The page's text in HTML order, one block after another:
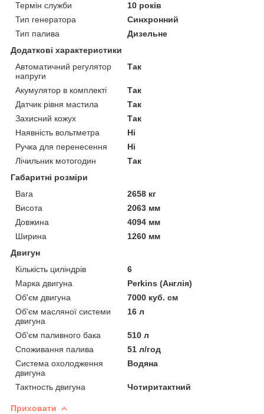
Термін служби
10 років
Тип генератора
Синхронний
Тип палива
Дизельне
Додаткові характеристики
Автоматичний регулятор
напруги
Так
Акумулятор в комплекті
Так
Датчик рівня мастила
Так
Захисний кожух
Так
Наявність вольтметра
Ні
Ручка для перенесення
Ні
Лічильник мотогодин
Так
Габаритні розміри
Вага
2658 кг
Висота
2063 мм
Довжина
4094 мм
Ширина
1260 мм
Двигун
Кількість циліндрів
6
Марка двигуна
Perkins (Англія)
Об'єм двигуна
7000 куб. см
Об'єм масляної системи
двигуна
16 л
Об'єм паливного бака
510 л
Споживання палива
51 л/год
Система охолодження
двигуна
Водяна
Тактность двигуна Чотиритактний
Приховати